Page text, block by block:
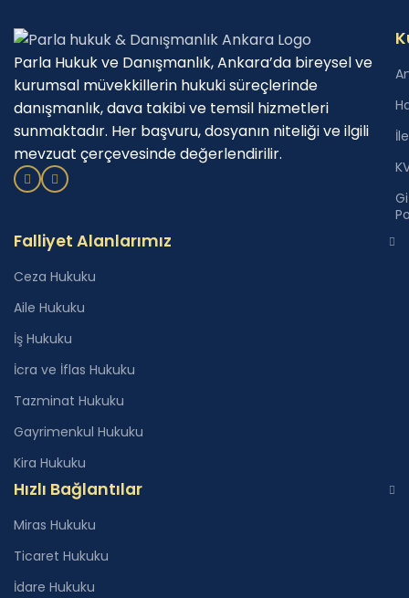
Parla Hukuk ve Danışmanlık, Ankara’da bireysel ve
kurumsal müvekkillerin hukuki süreçlerinde
danışmanlık, dava takibi ve temsil hizmetleri
sunmaktadır. Her başvuru, dosyanın niteliği ve ilgili
mevzuat çerçevesinde değerlendirilir.
Falliyet Alanlarımız
Ceza Hukuku
Aile Hukuku
İş Hukuku
İcra ve İflas Hukuku
Tazminat Hukuku
Gayrimenkul Hukuku
Kira Hukuku
Hızlı Bağlantılar
Miras Hukuku
Ticaret Hukuku
İdare Hukuku